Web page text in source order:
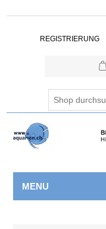
REGISTRIERUNG
MENU